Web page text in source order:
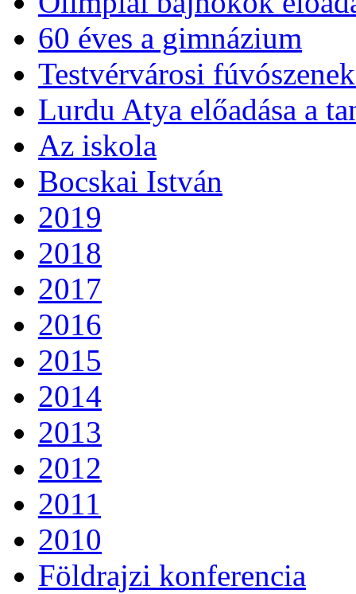
60 éves a gimnázium
Testvérvárosi
Lurdu Atya előadása a
Az iskola
Bocskai István
2019
2018
2017
2016
2015
2014
2013
2012
2011
2010
Földrajzi konferencia